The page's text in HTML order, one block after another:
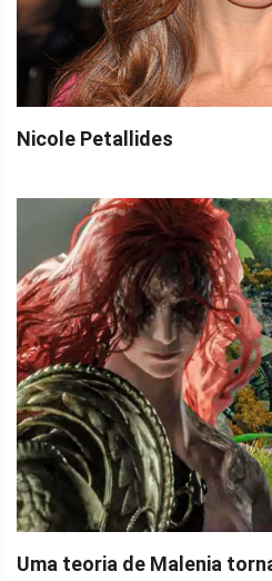
Nicole Petallides
Uma teoria de Malenia